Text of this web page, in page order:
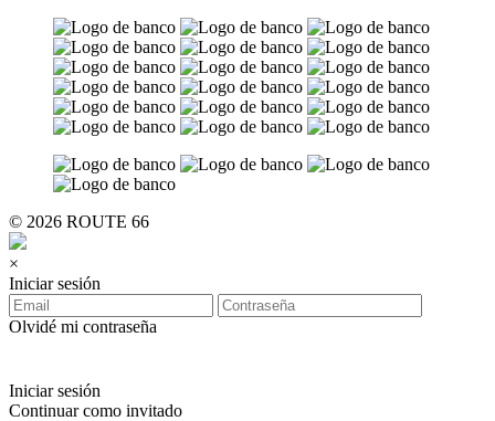
© 2026 ROUTE 66
×
Iniciar sesión
Olvidé mi contraseña
Iniciar sesión
Continuar como invitado